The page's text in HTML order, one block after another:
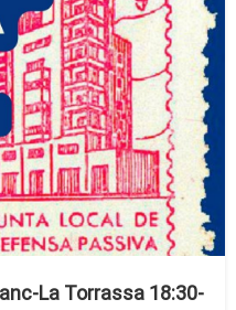
La Torrassa 18:30-